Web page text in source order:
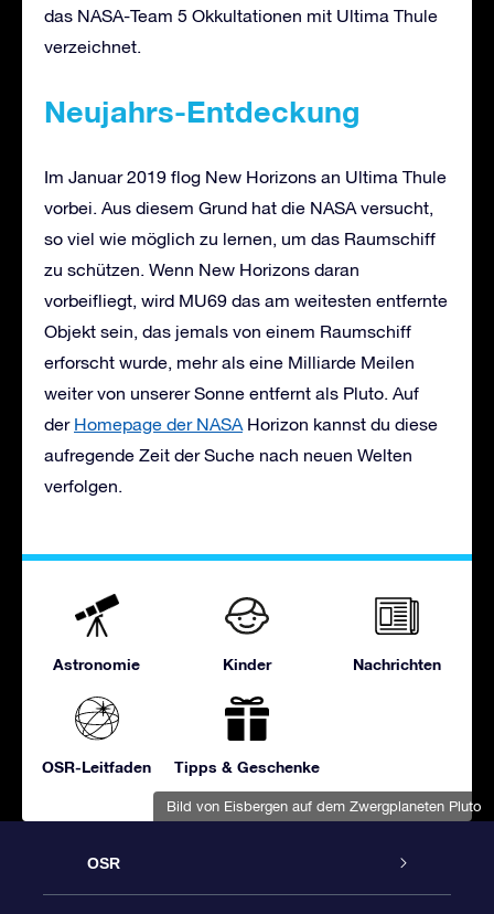
Bild von Eisbergen auf dem Zwergplaneten Pluto
das NASA-Team 5 Okkultationen mit Ultima Thule
verzeichnet.
Neujahrs-Entdeckung
Im Januar 2019 flog New Horizons an Ultima Thule
vorbei. Aus diesem Grund hat die NASA versucht,
so viel wie möglich zu lernen, um das Raumschiff
zu schützen. Wenn New Horizons daran
vorbeifliegt, wird MU69 das am weitesten entfernte
Objekt sein, das jemals von einem Raumschiff
erforscht wurde, mehr als eine Milliarde Meilen
weiter von unserer Sonne entfernt als Pluto. Auf
der Homepage der NASA Horizon kannst du diese
aufregende Zeit der Suche nach neuen Welten
verfolgen.
Astronomie Kinder Nachrichten
OSR-Leitfaden Tipps & Geschenke
OSR